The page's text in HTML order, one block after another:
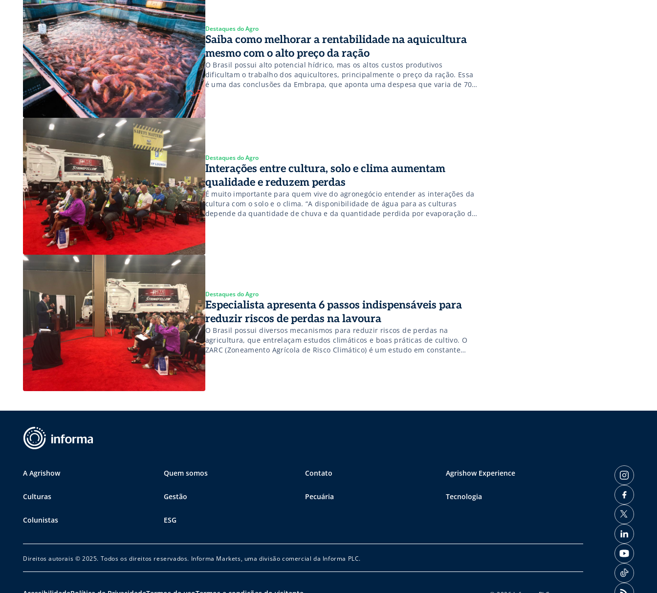
Destaques do Agro
Saiba como melhorar a rentabilidade na aquicultura
mesmo com o alto preço da ração
O Brasil possui alto potencial hídrico, mas os altos custos produtivos
dificultam o trabalho dos aquicultores, principalmente o preço da ração. Essa
é uma das conclusões da Embrapa, que aponta uma despesa que varia de 70%
a 80% apenas com esse insumo, exceto na malococultura (cultivo de ostra). A
economista e pesquisadora da Embrapa Pesca […]
Destaques do Agro
Interações entre cultura, solo e clima aumentam
qualidade e reduzem perdas
É muito importante para quem vive do agronegócio entender as interações da
cultura com o solo e o clima. “A disponibilidade de água para as culturas
depende da quantidade de chuva e da quantidade perdida por evaporação do
solo e transpiração das plantas, a evapotranspiração”, explica o analista de
Destaques do Agro
Especialista apresenta 6 passos indispensáveis para
reduzir riscos de perdas na lavoura
O Brasil possui diversos mecanismos para reduzir riscos de perdas na
agricultura, que entrelaçam estudos climáticos e boas práticas de cultivo. O
ZARC (Zoneamento Agrícola de Risco Climático) é um estudo em constante
aperfeiçoamento, utilizado desde a safra de 1996. É revisado anualmente e
publicado em portarias no Diário Oficial da União e no site […]
A Agrishow Quem somos Contato Agrishow Experience
Culturas Gestão Pecuária Tecnologia
Colunistas ESG
Direitos autorais © 2025. Todos os direitos reservados. Informa Markets, uma divisão comercial da Informa PLC.